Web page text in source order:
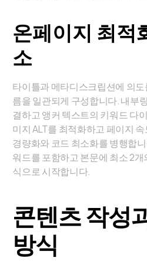
온페이지 최적
소
타이틀과 메타디스크립션에 의도
름을 일관되게 구성합니다. 내부
결하고 앵커 텍스트의 키워드 다
미지 ALT를 최적화하고 페이지
경량화와 코드 최소화를 병행합
워드를 포함하고 본문에 최소 2
식으로 시작합니다.
콘텐츠 작성
방식